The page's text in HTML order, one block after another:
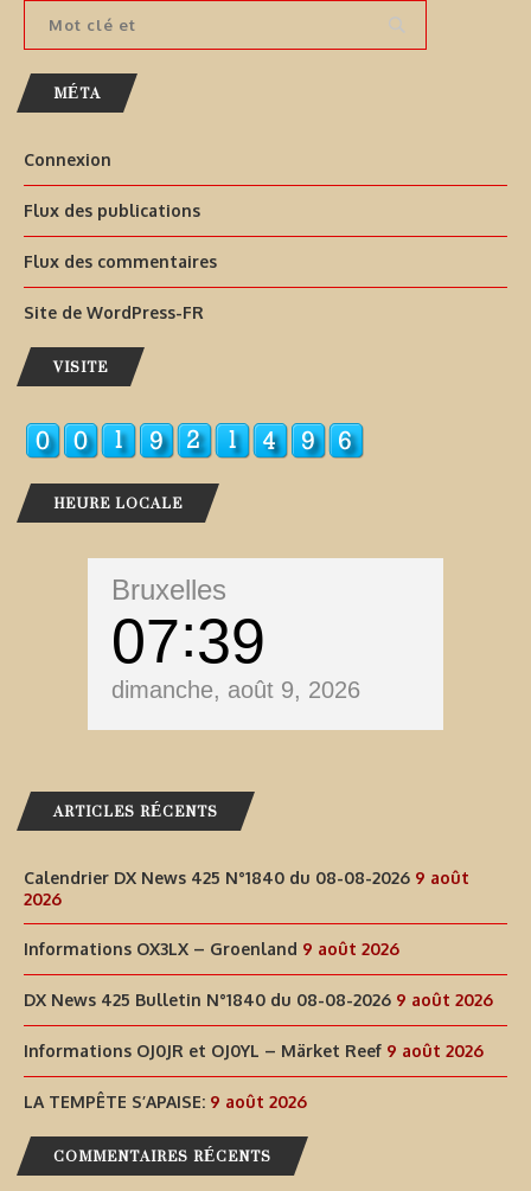
MÉTA
Connexion
Flux des publications
Flux des commentaires
Site de WordPress-FR
VISITE
HEURE LOCALE
Bruxelles
07 39
dimanche, août 9, 2026
ARTICLES RÉCENTS
Calendrier DX News 425 N°1840 du 08-08-2026 9 août
2026
Informations OX3LX – Groenland 9 août 2026
DX News 425 Bulletin N°1840 du 08-08-2026 9 août 2026
Informations OJ0JR et OJ0YL – Märket Reef 9 août 2026
LA TEMPÊTE S’APAISE: 9 août 2026
COMMENTAIRES RÉCENTS